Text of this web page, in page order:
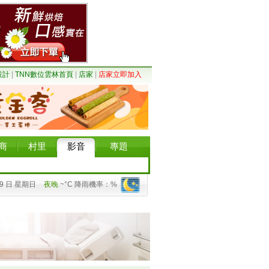
計 TNN數位雲林首頁 店家 店家立即加入
村里 影音 專題
日 星期日 夜晚 ~°C 降雨機率：%